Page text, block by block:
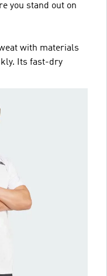
you stand out on
with materials
Its fast-dry